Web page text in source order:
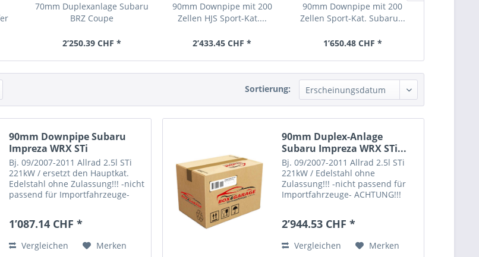
70mm Duplexanlage Subaru
BRZ Coupe
2’250.39 CHF *
90mm Downpipe mit 200
Zellen HJS Sport-Kat....
2’433.45 CHF *
90mm Downpipe mit 200
Zellen Sport-Kat. Subaru...
1’650.48 CHF *
Sortierung:
90mm Downpipe Subaru
Impreza WRX STi
Schrägheck...
Bj. 09/2007-2011 Allrad 2.5l STi
221kW / ersetzt den Hauptkat.
Edelstahl ohne Zulassung!!! -nicht
passend für Importfahrzeuge-
ÖFFENTLICHEN STRAßENVERKEHR
EXPORT!!!
1’087.14 CHF *
Vergleichen Merken
90mm Duplex-Anlage
Subaru Impreza WRX STi...
Bj. 09/2007-2011 Allrad 2.5l STi
221kW / Edelstahl ohne
Zulassung!!! -nicht passend für
Importfahrzeuge- ACHTUNG!!!
STRAßENVERKEHR NICHT
Endrohrübersicht:
2’944.53 CHF *
Vergleichen Merken